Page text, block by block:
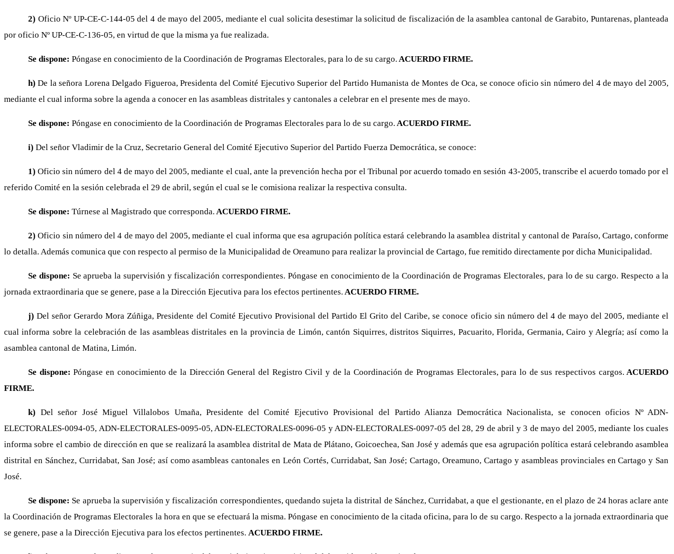
2) Oficio Nº UP-CE-C-144-05 del 4 de mayo del 2005, mediante el cual solicita desestimar la solicitud de fiscalización de la asamblea cantonal de Garabito, Puntarenas, planteada
por oficio Nº UP-CE-C-136-05, en virtud de que la misma ya fue realizada.
Se dispone: Póngase en conocimiento de la Coordinación de Programas Electorales, para lo de su cargo. ACUERDO FIRME.
h)De la señora Lorena Delgado Figueroa, Presidenta del Comité Ejecutivo Superior del Partido Humanista de Montes de Oca, se conoce oficio sin número del 4 de mayo del 2005,
mediante el cual informa sobre la agenda a conocer en las asambleas distritales y cantonales a celebrar en el presente mes de mayo.
Se dispone: Póngase en conocimiento de la Coordinación de Programas Electorales para lo de su cargo. ACUERDO FIRME.
i) Del señor Vladimir de la Cruz, Secretario General del Comité Ejecutivo Superior del Partido Fuerza Democrática, se conoce:
1)Oficio sin número del 4 de mayo del 2005, mediante el cual, ante la prevención hecha por el Tribunal por acuerdo tomado en sesión 43-2005, transcribe el acuerdo tomado por el
referido Comité en la sesión celebrada el 29 de abril, según el cual se le comisiona realizar la respectiva consulta.
Se dispone: Túrnese al Magistrado que corresponda. ACUERDO FIRME.
2) Oficio sin número del 4 de mayo del 2005, mediante el cual informa que esa agrupación política estará celebrando la asamblea distrital y cantonal de Paraíso, Cartago, conforme
lo detalla. Además comunica que con respecto al permiso de la Municipalidad de Oreamuno para realizar la provincial de Cartago, fue remitido directamente por dicha Municipalidad.
Se dispone: Se aprueba la supervisión y fiscalización correspondientes. Póngase en conocimiento de la Coordinación de Programas Electorales, para lo de su cargo. Respecto a la
jornada extraordinaria que se genere, pase a la Dirección Ejecutiva para los efectos pertinentes. ACUERDO FIRME.
j)Del señor Gerardo Mora Zúñiga, Presidente del Comité Ejecutivo Provisional del Partido El Grito del Caribe, se conoce oficio sin número del 4 de mayo del 2005, mediante el
cual informa sobre la celebración de las asambleas distritales en la provincia de Limón, cantón Siquirres, distritos Siquirres, Pacuarito, Florida, Germania, Cairo y Alegría; así como la
asamblea cantonal de Matina, Limón.
Se dispone:Póngase en conocimiento de la Dirección General del Registro Civil y de la Coordinación de Programas Electorales, para lo de sus respectivos cargos. ACUERDO
FIRME.
k) Del señor José Miguel Villalobos Umaña, Presidente del Comité Ejecutivo Provisional del Partido Alianza Democrática Nacionalista, se conocen oficios Nº ADN-
ELECTORALES-0094-05, ADN-ELECTORALES-0095-05, ADN-ELECTORALES-0096-05 y ADN-ELECTORALES-0097-05 del 28, 29 de abril y 3 de mayo del 2005, mediante los cuales
informa sobre el cambio de dirección en que se realizará la asamblea distrital de Mata de Plátano, Goicoechea, San José y además que esa agrupación política estará celebrando asamblea
distrital en Sánchez, Curridabat, San José; así como asambleas cantonales en León Cortés, Curridabat, San José; Cartago, Oreamuno, Cartago y asambleas provinciales en Cartago y San
José.
Se dispone: Se aprueba la supervisión y fiscalización correspondientes, quedando sujeta la distrital de Sánchez, Curridabat, a que el gestionante, en el plazo de 24 horas aclare ante
la Coordinación de Programas Electorales la hora en que se efectuará la misma. Póngase en conocimiento de la citada oficina, para lo de su cargo. Respecto a la jornada extraordinaria que
se genere, pase a la Dirección Ejecutiva para los efectos pertinentes. ACUERDO FIRME.